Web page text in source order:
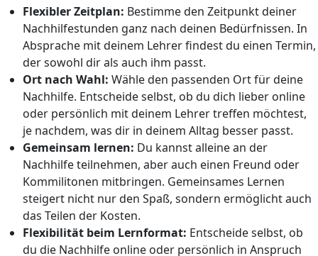
Flexibler Zeitplan: Bestimme den Zeitpunkt deiner
Nachhilfestunden ganz nach deinen Bedürfnissen. In
Absprache mit deinem Lehrer findest du einen Termin,
der sowohl dir als auch ihm passt.
Ort nach Wahl: Wähle den passenden Ort für deine
Nachhilfe. Entscheide selbst, ob du dich lieber online
oder persönlich mit deinem Lehrer treffen möchtest,
je nachdem, was dir in deinem Alltag besser passt.
Gemeinsam lernen: Du kannst alleine an der
Nachhilfe teilnehmen, aber auch einen Freund oder
Kommilitonen mitbringen. Gemeinsames Lernen
steigert nicht nur den Spaß, sondern ermöglicht auch
das Teilen der Kosten.
Flexibilität beim Lernformat: Entscheide selbst, ob
du die Nachhilfe online oder persönlich in Anspruch